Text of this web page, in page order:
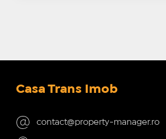
Casa Trans Imob
contact@property-manager.ro